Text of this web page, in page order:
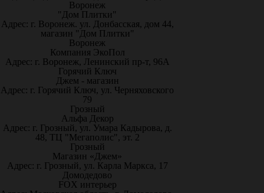
Воронеж
"Дом Плитки"
Адрес: г. Воронеж. ул. Донбасская, дом 44,
магазин "Дом Плитки"
Воронеж
Компания ЭкоПол
Адрес: г. Воронеж, Ленинский пр-т, 96А
Горячий Ключ
Джем - магазин
Адрес: г. Горячий Ключ, ул. Черняховского
79
Грозный
Альфа Декор
Адрес: г. Грозный, ул. Умара Кадырова, д.
48, ТЦ "Мегаполис", эт. 2
Грозный
Магазин «Джем»
Адрес: г. Грозный, ул. Карла Маркса, 17
Домодедово
FOX интерьер